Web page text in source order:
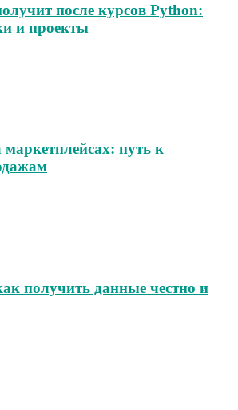
после курсов Python:
и проекты
путь к
получить данные честно и